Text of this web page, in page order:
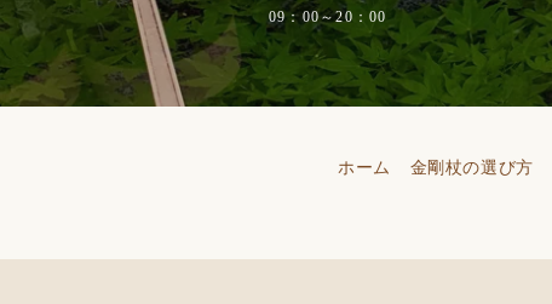
09：00～20：00
ホーム 金剛杖の選び方